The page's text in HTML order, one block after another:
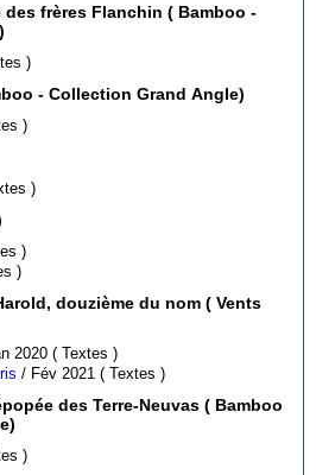
Flanchin ( Bamboo -
( Textes )
Gran café Tortoni ( Bamboo - Collection Grand Angle)
Textes )
2012 ( Textes )
( Textes )
( Textes )
douzième du nom ( Vents
/ Jan 2020 ( Textes )
/ Fév 2021 ( Textes )
des Terre-Neuvas ( Bamboo
Textes )